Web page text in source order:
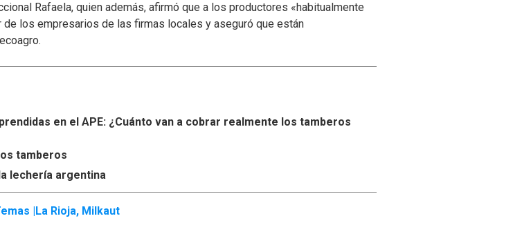
Rafaela, quien además, afirmó que a los productores «habitualmente
los empresarios de las firmas locales y aseguró que están
en el APE: ¿Cuánto van a cobrar realmente los tamberos
tamberos
lechería argentina
| La Rioja, Milkaut